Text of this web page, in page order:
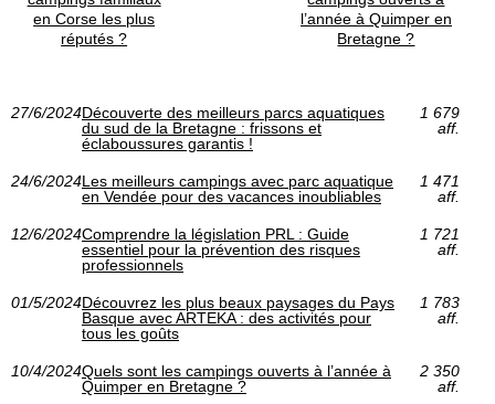
en Corse les plus
réputés ?
l’année à Quimper en
Bretagne ?
27/6/2024Découverte des meilleurs parcs aquatiques
du sud de la Bretagne : frissons et
éclaboussures garantis !
1 679
aff.
24/6/2024Les meilleurs campings avec parc aquatique
en Vendée pour des vacances inoubliables
1 471
aff.
12/6/2024Comprendre la législation PRL : Guide
essentiel pour la prévention des risques
professionnels
1 721
aff.
01/5/2024Découvrez les plus beaux paysages du Pays
Basque avec ARTEKA : des activités pour
tous les goûts
1 783
aff.
10/4/2024Quels sont les campings ouverts à l’année à
Quimper en Bretagne ?
2 350
aff.